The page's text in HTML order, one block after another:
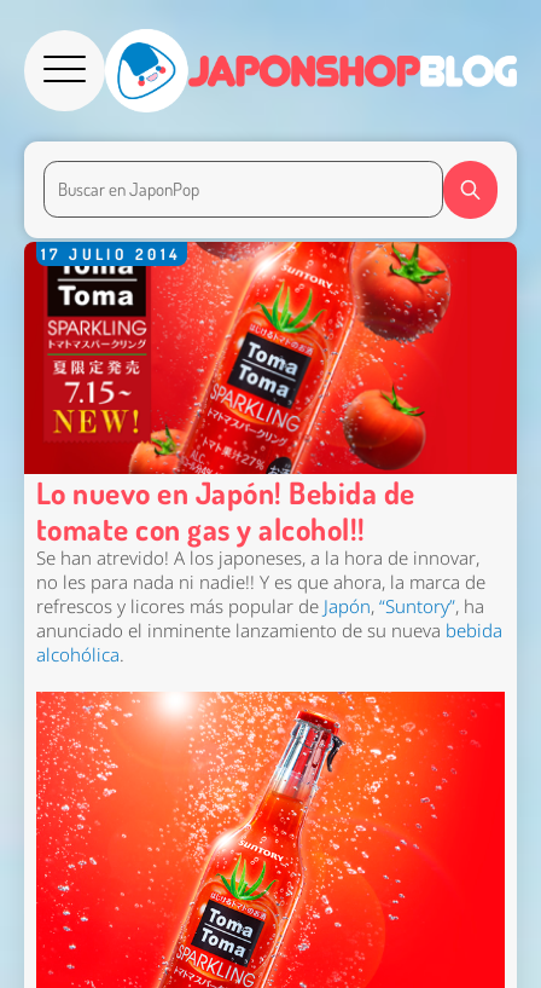
17 JULIO 2014
Lo nuevo en Japón! Bebida de
tomate con gas y alcohol!!
Se han atrevido! A los japoneses, a la hora de innovar,
no les para nada ni nadie!! Y es que ahora, la marca de
refrescos y licores más popular de Japón,“Suntory”, ha
anunciado el inminente lanzamiento de su nueva bebida
alcohólica.